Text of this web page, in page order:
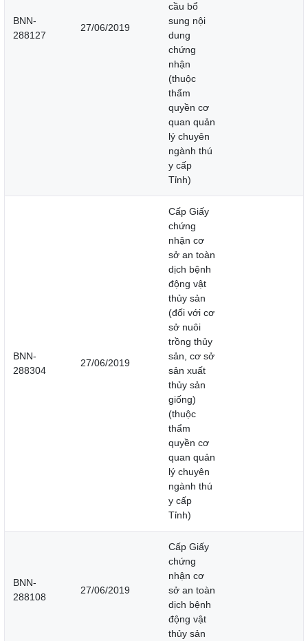
BNN-
288127
27/06/2019
cầu bổ
sung nội
dung
chứng
nhận
(thuộc
thẩm
quyền cơ
quan quản
lý chuyên
ngành thú
y cấp
Tỉnh)
BNN-
288304
27/06/2019
Cấp Giấy
chứng
nhận cơ
sở an toàn
dịch bệnh
động vật
thủy sản
(đối với cơ
sở nuôi
trồng thủy
sản, cơ sở
sản xuất
thủy sản
giống)
(thuộc
thẩm
quyền cơ
quan quản
lý chuyên
ngành thú
y cấp
Tỉnh)
BNN-
288108
27/06/2019
Cấp Giấy
chứng
nhận cơ
sở an toàn
dịch bệnh
động vật
thủy sản